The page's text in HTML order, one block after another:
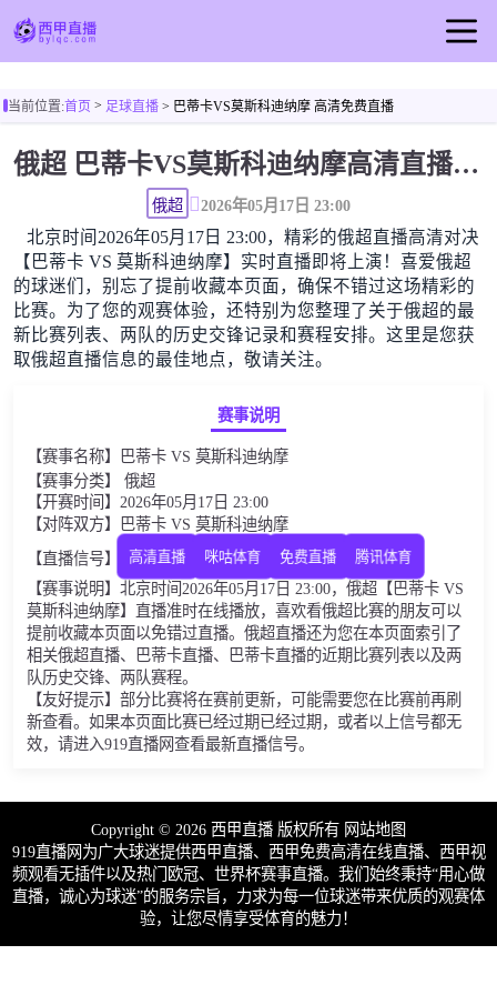
足球直播
西甲视频
西甲新闻
当前位置:首页> 足球直播> 巴蒂卡VS莫斯科迪纳摩 高清免费直播
俄超 巴蒂卡VS莫斯科迪纳摩高清直播免费观看
俄超 2026年05月17日 23:00
北京时间2026年05月17日 23:00，精彩的俄超直播高清对决
【巴蒂卡 VS 莫斯科迪纳摩】实时直播即将上演！喜爱俄超
的球迷们，别忘了提前收藏本页面，确保不错过这场精彩的
比赛。为了您的观赛体验，还特别为您整理了关于俄超的最
新比赛列表、两队的历史交锋记录和赛程安排。这里是您获
取俄超直播信息的最佳地点，敬请关注。
赛事说明
【赛事名称】巴蒂卡 VS 莫斯科迪纳摩
【赛事分类】 俄超
【开赛时间】2026年05月17日 23:00
【对阵双方】巴蒂卡 VS 莫斯科迪纳摩
【直播信号】
高清直播 咪咕体育 免费直播 腾讯体育
【赛事说明】北京时间2026年05月17日 23:00，俄超【巴蒂卡 VS
莫斯科迪纳摩】直播准时在线播放，喜欢看俄超比赛的朋友可以
提前收藏本页面以免错过直播。俄超直播还为您在本页面索引了
相关俄超直播、巴蒂卡直播、巴蒂卡直播的近期比赛列表以及两
队历史交锋、两队赛程。
【友好提示】部分比赛将在赛前更新，可能需要您在比赛前再刷
新查看。如果本页面比赛已经过期已经过期，或者以上信号都无
效，请进入919直播网查看最新直播信号。
Copyright © 2026 西甲直播 版权所有 网站地图
919直播网为广大球迷提供西甲直播、西甲免费高清在线直播、西甲视
频观看无插件以及热门欧冠、世界杯赛事直播。我们始终秉持“用心做
直播，诚心为球迷”的服务宗旨，力求为每一位球迷带来优质的观赛体
验，让您尽情享受体育的魅力！